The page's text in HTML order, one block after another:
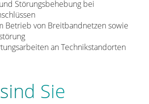
Störungsbehebung bei
Betrieb von Breitbandnetzen sowie
an Technikstandorten
Sie